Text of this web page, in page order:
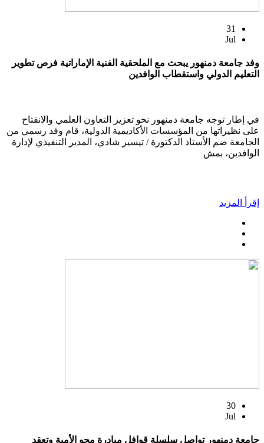
31
Jul
وفد جامعة دمنهور يبحث مع الملحقية الفنية الإماراتية فرص تطوير
التعليم الدولي واستقطاب الوافدين
في إطار توجه جامعة دمنهور نحو تعزيز التعاون العلمي والانفتاح
على نظيراتها من المؤسسات الأكاديمية الدولية، قام وفد رسمي من
الجامعة ضم الأستاذ الدكتورة / تيسير شادي، المدير التنفيذي لإدارة
الوافدين، بمش
إقرأ المزيد
30
Jul
جامعة دمنهور تواصل سلسلة قوافل مبادرة محو الأمية وتعقد